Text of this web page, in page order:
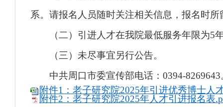
系。请报名人员随时关注相关信息，报名时
（二）引进人才在我院最低服务年限为5年
（三）未尽事宜另行公告。
中共周口市委宣传部电话：0394-8269643
附件1：老子研究院2025年引进优秀博士人
附件2：老子研究院2025年人才引进报名表